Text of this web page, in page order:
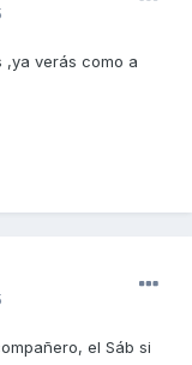
,ya verás como a
el Sáb si